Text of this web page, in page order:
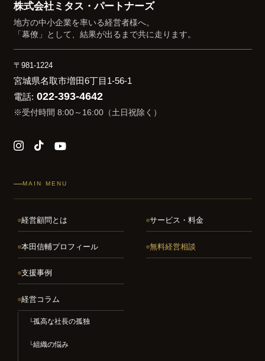
ブ
株式会社ミタス・パートナーズ
地方の中小企業を率いる経営者様へ。
「幕僚」として、結果が出るまで共に走ります。
〒981-1224
宮城県名取市増田6丁目1-56-1
電話: 022-393-4642
※受付時間 8:00～16:00（土日祝除く）
MAIN MENU
経営顧問とは
本田信輔プロフィール
支援事例
経営コラム
孤高な社長の孤独
組織の悩み
サービス・料金
無料経営相談